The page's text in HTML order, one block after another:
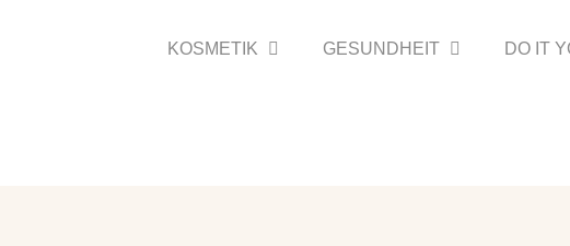
KOSMETIK GESUNDHEIT DO IT